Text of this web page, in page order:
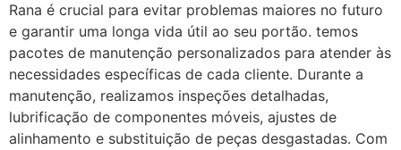
Rana é crucial para evitar problemas maiores no futuro
e garantir uma longa vida útil ao seu portão. temos
pacotes de manutenção personalizados para atender às
necessidades específicas de cada cliente. Durante a
manutenção, realizamos inspeções detalhadas,
lubrificação de componentes móveis, ajustes de
alinhamento e substituição de peças desgastadas. Com